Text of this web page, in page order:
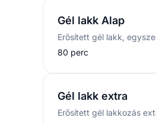
Gél lakk Alap
80 perc
Gél lakk extra